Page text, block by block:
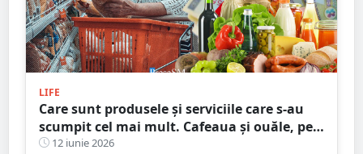
LIFE
Care sunt produsele și serviciile care s-au
scumpit cel mai mult. Cafeaua și ouăle, pe
primele locuri
12 iunie 2026